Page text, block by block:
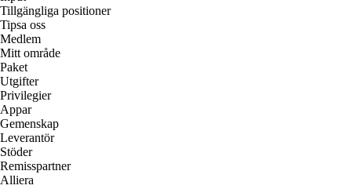
Tillgängliga positioner
Tipsa oss
Medlem
Mitt område
Paket
Utgifter
Privilegier
Appar
Gemenskap
Leverantör
Stöder
Remisspartner
Alliera